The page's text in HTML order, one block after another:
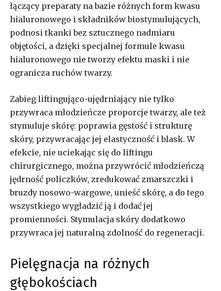
łączący preparaty na bazie różnych form kwasu
hialuronowego i składników biostymulujących,
podnosi tkanki bez sztucznego nadmiaru
objętości, a dzięki specjalnej formule kwasu
hialuronowego nie tworzy efektu maski i nie
ogranicza ruchów twarzy.
Zabieg liftingująco-ujędrniający nie tylko
przywraca młodzieńcze proporcje twarzy, ale też
stymuluje skórę: poprawia gęstość i strukturę
skóry, przywracając jej elastyczność i blask. W
efekcie, nie uciekając się do liftingu
chirurgicznego, można przywrócić młodzieńczą
jędrność policzków, zredukować zmarszczki i
bruzdy nosowo-wargowe, unieść skórę, a do tego
wszystkiego wygładzić ją i dodać jej
promienności. Stymulacja skóry dodatkowo
przywraca jej naturalną zdolność do regeneracji.
Pielęgnacja na różnych
głębokościach